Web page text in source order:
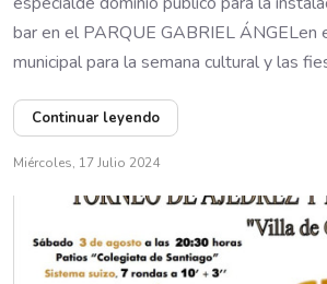
bar en el PARQUE GABRIEL ÁNGELen
municipal para la semana cultural y las
Continuar leyendo
Miércoles, 17 Julio 2024